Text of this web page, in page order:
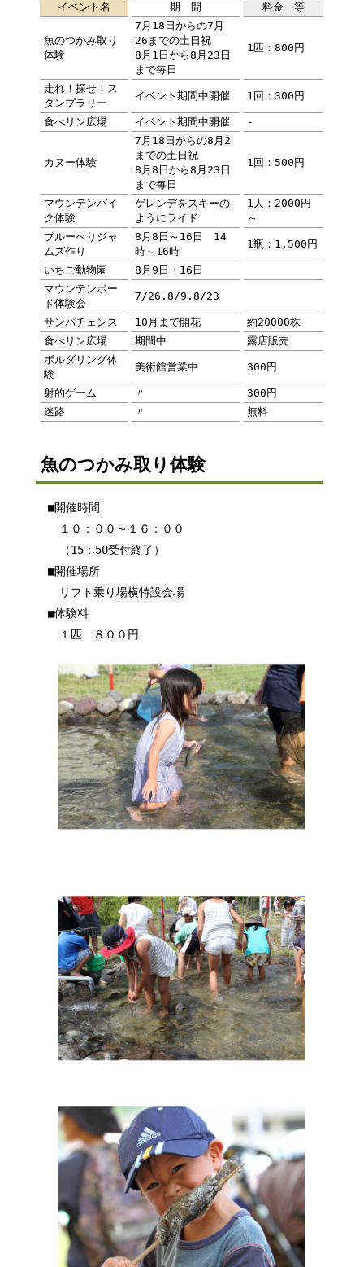
イベント名 期 間 料金 等
魚のつかみ取り
体験
7月18日からの7月
26までの土日祝
8月1日から8月23日
まで毎日
1匹：800円
走れ！探せ！ス
タンプラリー
イベント期間中開催 1回：300円
食べリン広場 イベント期間中開催 -
カヌー体験
7月18日からの8月2
までの土日祝
8月8日から8月23日
まで毎日
1回：500円
マウンテンバイ
ク体験
ゲレンデをスキーの
ようにライド
1人：2000円
～
ブルーべりジャ
ムズ作り
8月8日～16日 14
時～16時
1瓶：1,500円
いちご動物園
8月9日・16日
マウンテンボー
ド体験会
7/26.8/9.8/23
サンパチェンス 10月まで開花
約20000株
食べリン広場
期間中
露店販売
ボルダリング体
験
美術館営業中 300円
射的ゲーム 〃
300円
迷路
〃 無料
魚のつかみ取り体験
■開催時間
１０：００～１６：００
（15：50受付終了）
■開催場所
リフト乗り場横特設会場
■体験料
１匹 ８００円